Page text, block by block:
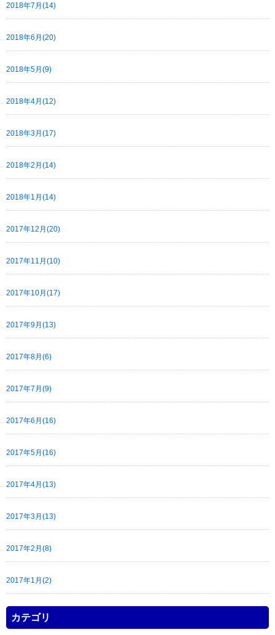
2018年7月(14)
2018年6月(20)
2018年5月(9)
2018年4月(12)
2018年3月(17)
2018年2月(14)
2018年1月(14)
2017年12月(20)
2017年11月(10)
2017年10月(17)
2017年9月(13)
2017年8月(6)
2017年7月(9)
2017年6月(16)
2017年5月(16)
2017年4月(13)
2017年3月(13)
2017年2月(8)
2017年1月(2)
カテゴリ